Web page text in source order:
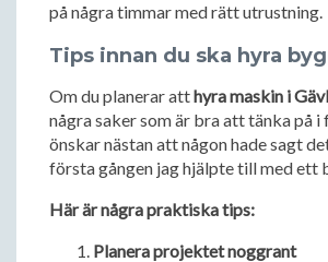
på några timmar med rätt utrustning.
Tips innan du ska hyra
Om du planerar atthyra maskin i
några saker som är bra att tänka på i
önskar nästan att någon hade sagt
första gången jag hjälpte till med ett
Här är några praktiska tips:
Planera projektet noggrant